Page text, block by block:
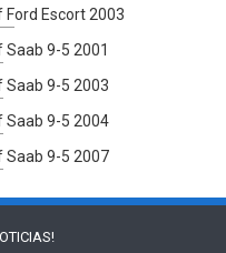
Ford Escort 2003
Saab 9-5 2001
Saab 9-5 2003
Saab 9-5 2004
Saab 9-5 2007